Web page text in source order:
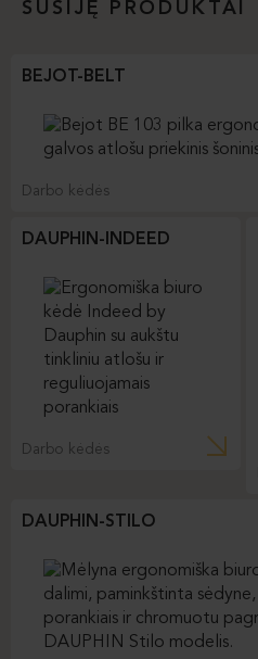
SUSIJĘ PRODUKTAI
BEJOT-BELT
Darbo kėdės
DAUPHIN-INDEED
Darbo kėdės
DAUPHIN-STILO